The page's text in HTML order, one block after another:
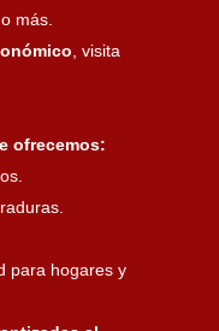
más.
, visita
ofrecemos:
para hogares y